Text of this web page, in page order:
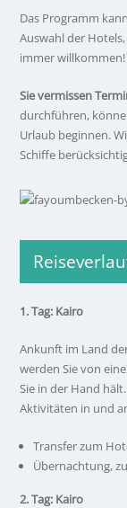
Das Programm
Auswahl der
immer willkommen!
Sie vermissen
durchführen,
Urlaub beginnen.
Schiffe
1. Tag: Kairo
Ankunft im Land
werden Sie von
Sie in der Hand
Aktivitäten in und
Transfer zum
Übernachtung,
2. Tag: Kairo